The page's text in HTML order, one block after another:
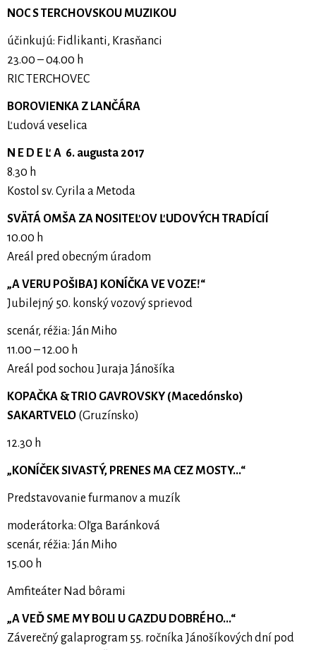
NOC S TERCHOVSKOU MUZIKOU
účinkujú: Fidlikanti, Krasňanci
23.00 – 04.00 h
RIC TERCHOVEC
BOROVIENKA Z LANČÁRA
Ľudová veselica
N E D E Ľ A 6. augusta 2017
8.30 h
Kostol sv. Cyrila a Metoda
SVÄTÁ OMŠA ZA NOSITEĽOV ĽUDOVÝCH TRADÍCIÍ
10.00 h
Areál pred obecným úradom
„A VERU POŠIBAJ KONÍČKA VE VOZE!“
Jubilejný 50. konský vozový sprievod
scenár, réžia: Ján Miho
11.00 – 12.00 h
Areál pod sochou Juraja Jánošíka
KOPAČKA & TRIO GAVROVSKY (Macedónsko)
SAKARTVELO (Gruzínsko)
12.30 h
„KONÍČEK SIVASTÝ, PRENES MA CEZ MOSTY...“
Predstavovanie furmanov a muzík
moderátorka: Oľga Baránková
scenár, réžia: Ján Miho
15.00 h
Amfiteáter Nad bôrami
„A VEĎ SME MY BOLI U GAZDU DOBRÉHO...“
Záverečný galaprogram 55. ročníka Jánošíkových dní pod